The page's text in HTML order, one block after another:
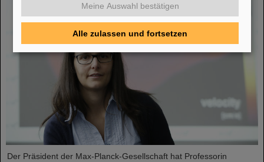
Der Präsident der Max-Planck-Gesellschaft hat Professorin
Meine Auswahl bestätigen
Alle zulassen und fortsetzen